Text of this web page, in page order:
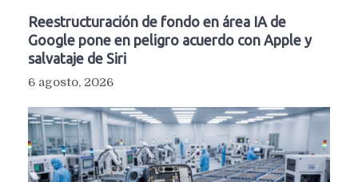
Reestructuración de fondo en área IA de
Google pone en peligro acuerdo con Apple y
salvataje de Siri
6 agosto, 2026